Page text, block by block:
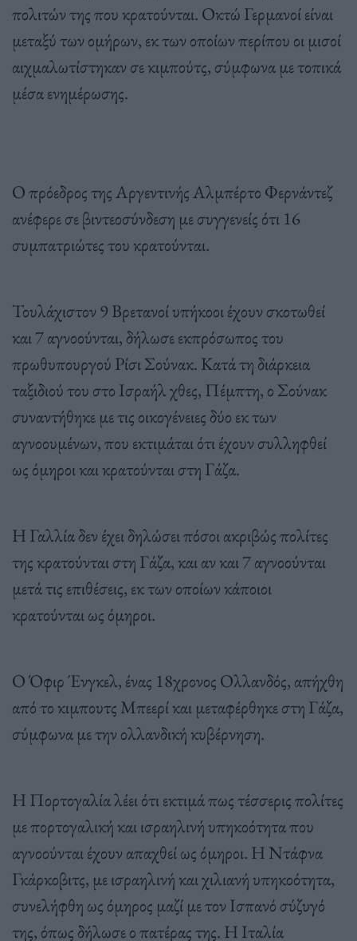
πολιτών της που κρατούνται. Οκτώ Γερμανοί είναι
μεταξύ των ομήρων, εκ των οποίων περίπου οι μισοί
αιχμαλωτίστηκαν σε κιμπούτς, σύμφωνα με τοπικά
μέσα ενημέρωσης.
Ο πρόεδρος της Αργεντινής Αλμπέρτο Φερνάντεζ
ανέφερε σε βιντεοσύνδεση με συγγενείς ότι 16
συμπατριώτες του κρατούνται.
Τουλάχιστον 9 Βρετανοί υπήκοοι έχουν σκοτωθεί
και 7 αγνοούνται, δήλωσε εκπρόσωπος του
πρωθυπουργού Ρίσι Σούνακ. Κατά τη διάρκεια
ταξιδιού του στο Ισραήλ χθες, Πέμπτη, ο Σούνακ
συναντήθηκε με τις οικογένειες δύο εκ των
αγνοουμένων, που εκτιμάται ότι έχουν συλληφθεί
ως όμηροι και κρατούνται στη Γάζα.
Η Γαλλία δεν έχει δηλώσει πόσοι ακριβώς πολίτες
της κρατούνται στη Γάζα, και αν και 7 αγνοούνται
μετά τις επιθέσεις, εκ των οποίων κάποιοι
κρατούνται ως όμηροι.
Ο Όφιρ Ένγκελ, ένας 18χρονος Ολλανδός, απήχθη
από το κιμπουτς Μπεερί και μεταφέρθηκε στη Γάζα,
σύμφωνα με την ολλανδική κυβέρνηση.
Η Πορτογαλία λέει ότι εκτιμά πως τέσσερις πολίτες
με πορτογαλική και ισραηλινή υπηκοότητα που
αγνοούνται έχουν απαχθεί ως όμηροι. Η Ντάφνα
Γκάρκοβιτς, με ισραηλινή και χιλιανή υπηκοότητα,
συνελήφθη ως όμηρος μαζί με τον Ισπανό σύζυγό
της, όπως δήλωσε ο πατέρας της. Η Ιταλία